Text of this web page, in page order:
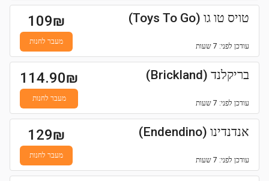
טויס טו גו (Toys To Go)
עודכן לפני: 7 שעות
109₪
מעבר לחנות
בריקלנד (Brickland)
עודכן לפני: 7 שעות
114.90₪
מעבר לחנות
אנדנדינו (Endendino)
עודכן לפני: 7 שעות
129₪
מעבר לחנות